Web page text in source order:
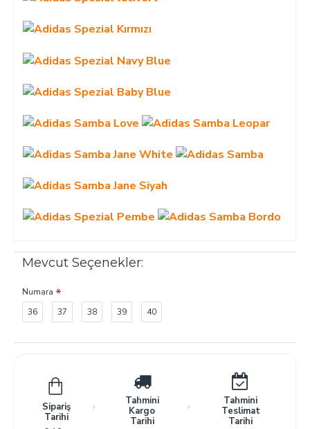
Mevcut Seçenekler:
Numara
36
37 38 39 40
Sipariş
Tarihi
Tahmini
Kargo
Tarihi
Tahmini
Teslimat
Tarihi